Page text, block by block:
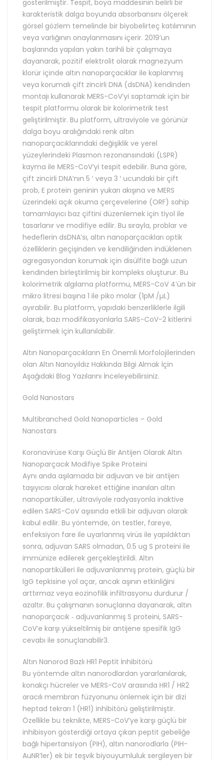
gösterilmiştir. Tespit, boya maddesinin belirli bir
karakteristik dalga boyunda absorbansını ölçerek
görsel gözlem temelinde bir biyobelirteç katılımının
veya varlığının onaylanmasını içerir. 2019’un
başlarında yapılan yakın tarihli bir çalışmaya
dayanarak, pozitif elektrolit olarak magnezyum
klorür içinde altın nanoparçacıklar ile kaplanmış
veya korumalı çift zincirli DNA (dsDNA) kendinden
montajı kullanarak MERS-CoV’yi saptamak için bir
tespit platformu olarak bir kolorimetrik test
geliştirilmiştir. Bu platform, ultraviyole ve görünür
dalga boyu aralığındaki renk altın
nanoparçacıklarındaki değişiklik ve yerel
yüzeylerindeki Plasmon rezonansındaki (LSPR)
kayma ile MERS-CoV’yi tespit edebilir. Buna göre,
çift zincirli DNA’nın 5 ′ veya 3 ′ ucundaki bir çift
prob, E protein geninin yukarı akışına ve MERS
üzerindeki açık okuma çerçevelerine (ORF) sahip
tamamlayıcı baz çiftini düzenlemek için tiyol ile
tasarlanır ve modifiye edilir. Bu sırayla, problar ve
hedeflerin dsDNA’sı, altın nanoparçacıkları optik
özelliklerin geçişinden ve kendiliğinden indüklenen
agregasyondan korumak için disülfite bağlı uzun
kendinden birleştirilmiş bir kompleks oluşturur. Bu
kolorimetrik algılama platformu, MERS-CoV 4’ün bir
mikro litresi başına 1 ile piko molar (1pM /µL)
ayırabilir. Bu platform, yapıdaki benzerliklerle ilgili
olarak, bazı modifikasyonlarla SARS-CoV-2 kitlerini
geliştirmek için kullanılabilir.
Altın Nanoparçacıkların En Önemli Morfolojilerinden
olan Altın Nanoyıldız Hakkında Bilgi Almak İçin
Aşağıdaki Blog Yazılarını İnceleyebilirsiniz.
Gold Nanostars
Multibranched Gold Nanoparticles – Gold
Nanostars
Koronavirüse Karşı Güçlü Bir Antijen Olarak Altın
Nanoparçacık Modifiye Spike Proteini
Aynı anda aşılamada bir adjuvan ve bir antijen
taşıyıcısı olarak hareket ettiğine inanılan altın
nanopartiküller, ultraviyole radyasyonla inaktive
edilen SARS-CoV aşısında etkili bir adjuvan olarak
kabul edilir. Bu yöntemde, ön testler, fareye,
enfeksiyon fare ile uyarlanmış virüs ile yapıldıktan
sonra, adjuvan SARS olmadan, 0.5 ug S proteini ile
immünize edilerek gerçekleştirildi. Altın
nanopartikülleri ile adjuvanlanmış protein, güçlü bir
IgG tepkisine yol açar, ancak aşının etkinliğini
arttırmaz veya eozinofilik infiltrasyonu durdurur /
azaltır. Bu çalışmanın sonuçlarına dayanarak, altın
nanoparçacık ‐ adjuvanlanmış S proteini, SARS-
CoV’e karşı yükseltilmiş bir antijene spesifik IgG
cevabı ile sonuçlanabilir3.
Altın Nanorod Bazlı HR1 Peptit İnhibitörü
Bu yöntemde altın nanorodlardan yararlanılarak,
konakçı hücreler ve MERS-CoV arasında HR1 / HR2
aracılı membran füzyonunu önlemek için bir dizi
heptad tekrarı 1 (HR1) inhibitörü geliştirilmiştir.
Özellikle bu teknikte, MERS-CoV’ye karşı güçlü bir
inhibisyon gösterdiği ortaya çıkan peptit gebeliğe
bağlı hipertansiyon (PIH), altın nanorodlarla (PIH-
AuNR’ler) ek bir teşvik biyouyumluluk sergileyen bir